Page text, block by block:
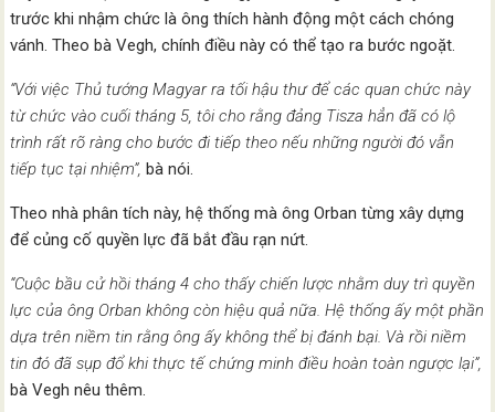
trước khi nhậm chức là ông thích hành động một cách chóng
vánh. Theo bà Vegh, chính điều này có thể tạo ra bước ngoặt.
“Với việc Thủ tướng Magyar ra tối hậu thư để các quan chức này
từ chức vào cuối tháng 5, tôi cho rằng đảng Tisza hẳn đã có lộ
trình rất rõ ràng cho bước đi tiếp theo nếu những người đó vẫn
tiếp tục tại nhiệm”, bà nói.
Theo nhà phân tích này, hệ thống mà ông Orban từng xây dựng
để củng cố quyền lực đã bắt đầu rạn nứt.
“Cuộc bầu cử hồi tháng 4 cho thấy chiến lược nhằm duy trì quyền
lực của ông Orban không còn hiệu quả nữa. Hệ thống ấy một phần
dựa trên niềm tin rằng ông ấy không thể bị đánh bại. Và rồi niềm
tin đó đã sụp đổ khi thực tế chứng minh điều hoàn toàn ngược lại”,
bà Vegh nêu thêm.